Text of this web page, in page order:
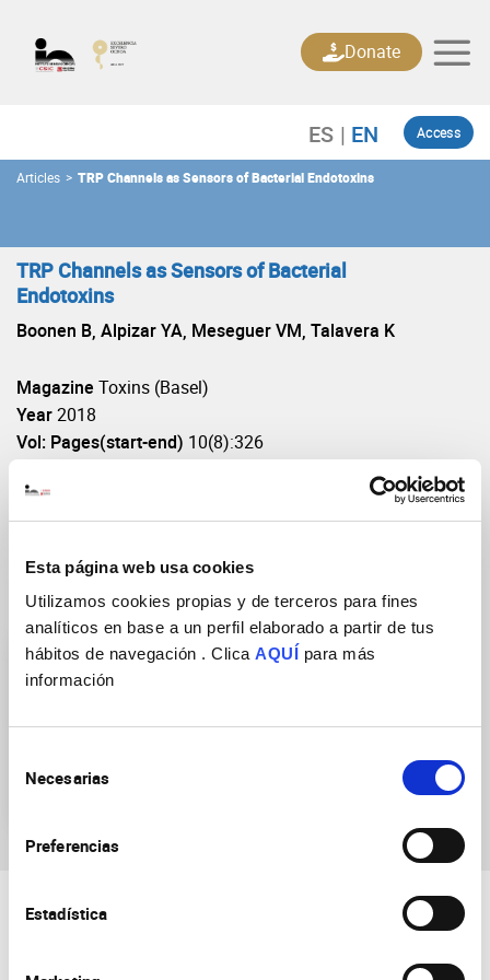
Esta página web usa cookies
Utilizamos cookies propias y de terceros para fines
analíticos en base a un perfil elaborado a partir de tus
hábitos de navegación . Clica AQUÍ para más
información
Necesarias
Preferencias
Estadística
content
Access
Donate
Articles > TRP Channels as Sensors of Bacterial Endotoxins
TRP Channels as Sensors of Bacterial
Endotoxins
Boonen B, Alpizar YA, Meseguer VM, Talavera K
Magazine Toxins (Basel)
Year2018
Vol: Pages(start-end) 10(8):326
Research Groups
Ocular neurobiology